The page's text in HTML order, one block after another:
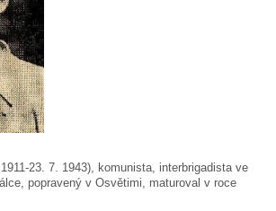
23. 7. 1943), komunista, interbrigadista ve
popravený v Osvětimi, maturoval v roce